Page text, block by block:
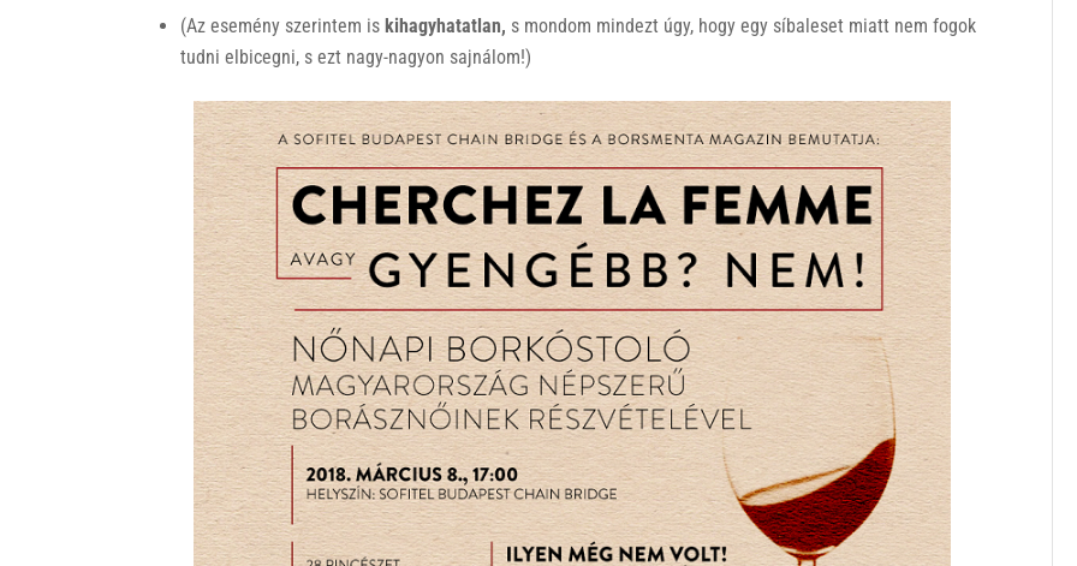
(Az esemény szerintem iskihagyhatatlan, s mondom mindezt úgy, hogy egy síbaleset miatt nem fogok
tudni elbicegni, s ezt nagy-nagyon sajnálom!)